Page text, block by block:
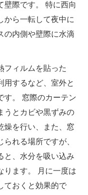
壁際です。 特に西向
から一転して夜中に
の内側や壁際に水滴
ィルムを貼った
用するなど、室外と
す。 窓際のカーテン
うとカビや黒ずみの
燥を行い、また、窓
れる場所ですが、
と、水分を吸い込み
ります。 月に一度は
ておくと効果的で